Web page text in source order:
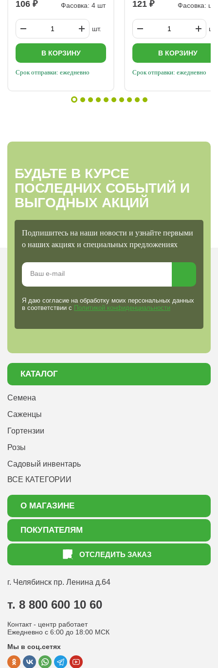
106 Фасовка: 4 шт
шт.
В КОРЗИНУ
Срок отправки: ежедневно
121 Фасовка: шт
шт.
В КОРЗИНУ
Срок отправки: ежедневно
БУДЬТЕ В КУРСЕ
ПОСЛЕДНИХ СОБЫТИЙ И
ВЫГОДНЫХ АКЦИЙ
Подпишитесь на наши новости и узнайте первыми
о наших акциях и специальных предложениях
Я даю согласие на обработку моих персональных данных
в соответствии с Политикой конфиденциальности
КАТАЛОГ
Семена
Саженцы
Гортензии
Розы
Садовый инвентарь
ВСЕ КАТЕГОРИИ
О МАГАЗИНЕ
О нас
Акции
ПОКУПАТЕЛЯМ
Как оформить заказ
Статьи садоводу
Оптовым покупателям
Политика конфиденциальности
Публичная оферта
ОТСЛЕДИТЬ ЗАКАЗ
г. Челябинск пр. Ленина д.64
т. 8 800 600 10 60
Контакт - центр работает
Ежедневно с 6:00 до 18:00 МСК
Мы в соц.сетях